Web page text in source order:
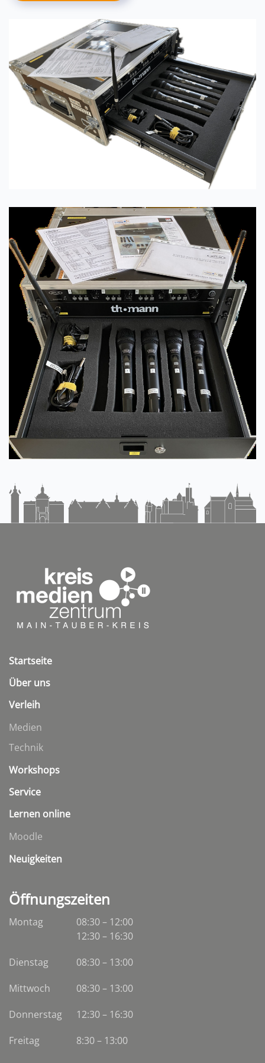
Startseite
Über uns
Verleih
Medien
Technik
Workshops
Service
Lernen online
Moodle
Neuigkeiten
Öffnungszeiten
Montag
08:30 – 12:00
12:30 – 16:30
Dienstag
08:30– 13:00
Mittwoch
08:30– 13:00
Donnerstag
12:30 – 16:30
Freitag
8:30 – 13:00